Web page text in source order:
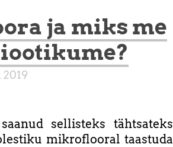
ja miks me
sellisteks tähtsateks
mikroflooral taastuda